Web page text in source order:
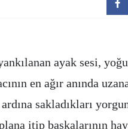
ayak sesi,
en ağır anında
sakladıkları
itip başkalarının